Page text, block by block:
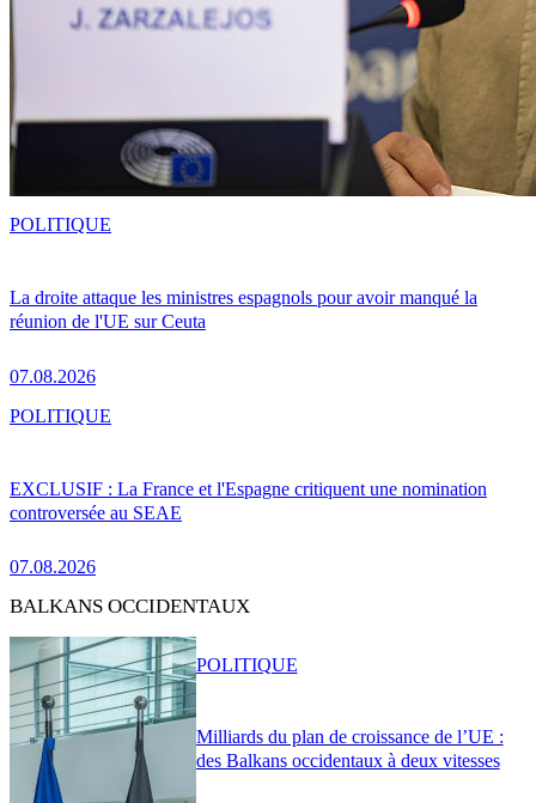
La droite attaque les ministres espagnols pour avoir manqué la
réunion de l'UE sur Ceuta
07.08.2026
POLITIQUE
EXCLUSIF : La France et l'Espagne critiquent une nomination
controversée au SEAE
07.08.2026
POLITIQUE
BALKANS OCCIDENTAUX
Milliards du plan de croissance de l’UE :
des Balkans occidentaux à deux vitesses
POLITIQUE